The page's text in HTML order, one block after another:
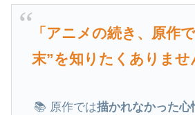
「アニメの続き、原作
末”を知りたくありませ
📚 原作では描かれなかった心